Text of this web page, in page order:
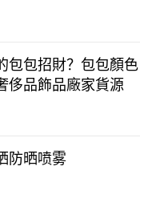
包包招財？包包顏色
侈品飾品廠家貨源
防晒喷雾